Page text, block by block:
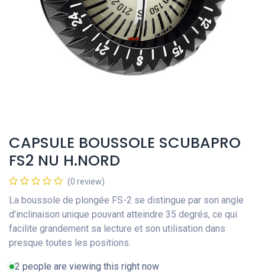
CAPSULE BOUSSOLE SCUBAPRO
FS2 NU H.NORD
(0 review)
La boussole de plongée FS-2 se distingue par son angle
d'inclinaison unique pouvant atteindre 35 degrés, ce qui
facilite grandement sa lecture et son utilisation dans
presque toutes les positions.
2 people are viewing this right now